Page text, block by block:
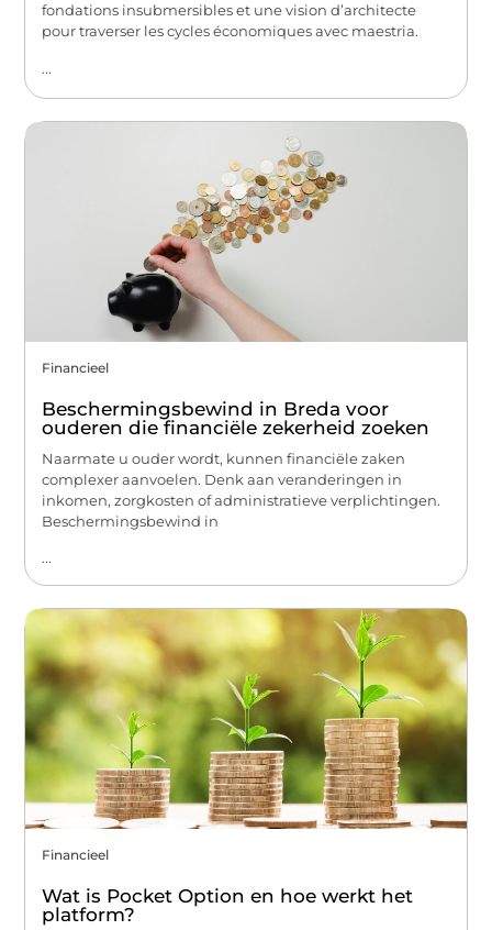
fondations insubmersibles et une vision d’architecte
pour traverser les cycles économiques avec maestria.
...
Financieel
Beschermingsbewind in Breda voor
ouderen die financiële zekerheid zoeken
Naarmate u ouder wordt, kunnen financiële zaken
complexer aanvoelen. Denk aan veranderingen in
inkomen, zorgkosten of administratieve verplichtingen.
Beschermingsbewind in
...
Financieel
Wat is Pocket Option en hoe werkt het
platform?